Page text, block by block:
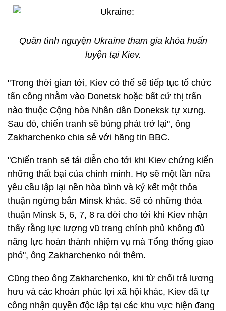
Quân tình nguyện Ukraine tham gia khóa huấn
luyện tại Kiev.
"Trong thời gian tới, Kiev có thể sẽ tiếp tục tổ chức
tấn công nhằm vào Donetsk hoặc bất cứ thị trấn
nào thuộc Cộng hòa Nhân dân Doneksk tự xưng.
Sau đó, chiến tranh sẽ bùng phát trở lại", ông
Zakharchenko chia sẻ với hãng tin BBC.
"Chiến tranh sẽ tái diễn cho tới khi Kiev chứng kiến
những thất bại của chính mình. Họ sẽ một lần nữa
yêu cầu lập lại nền hòa bình và ký kết một thỏa
thuận ngừng bắn Minsk khác. Sẽ có những thỏa
thuận Minsk 5, 6, 7, 8 ra đời cho tới khi Kiev nhận
thấy rằng lực lượng vũ trang chính phủ không đủ
năng lực hoàn thành nhiệm vụ mà Tổng thống giao
phó", ông Zakharchenko nói thêm.
Cũng theo ông Zakharchenko, khi từ chối trả lương
hưu và các khoản phúc lợi xã hội khác, Kiev đã tự
công nhận quyền độc lập tại các khu vực hiện đang